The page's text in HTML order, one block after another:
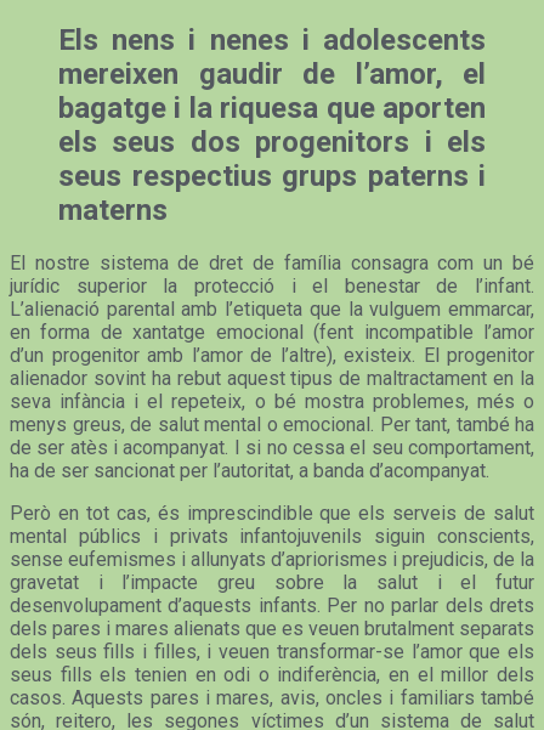
Els nens i nenes i adolescents
mereixen gaudir de l’amor, el
bagatge i la riquesa que aporten
els seus dos progenitors i els
seus respectius grups paterns i
materns
El nostre sistema de dret de família consagra com un bé
jurídic superior la protecció i el benestar de l’infant.
L’alienació parental amb l’etiqueta que la vulguem emmarcar,
en forma de xantatge emocional (fent incompatible l’amor
d’un progenitor amb l’amor de l’altre), existeix. El progenitor
alienador sovint ha rebut aquest tipus de maltractament en la
seva infància i el repeteix, o bé mostra problemes, més o
menys greus, de salut mental o emocional. Per tant, també ha
de ser atès i acompanyat. I si no cessa el seu comportament,
ha de ser sancionat per l’autoritat, a banda d’acompanyat.
Però en tot cas, és imprescindible que els serveis de salut
mental públics i privats infantojuvenils siguin conscients,
sense eufemismes i allunyats d’apriorismes i prejudicis, de la
gravetat i l’impacte greu sobre la salut i el futur
desenvolupament d’aquests infants. Per no parlar dels drets
dels pares i mares alienats que es veuen brutalment separats
dels seus fills i filles, i veuen transformar-se l’amor que els
seus fills els tenien en odi o indiferència, en el millor dels
casos. Aquests pares i mares, avis, oncles i familiars també
són, reitero, les segones víctimes d’un sistema de salut